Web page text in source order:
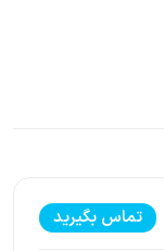
تماس بگیرید